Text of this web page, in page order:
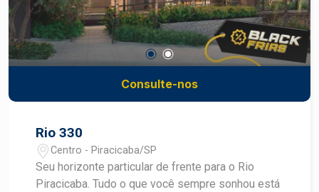
momentos da sua vida. O Maison D`or conta com
2 apartamentos por andar, unidades com 289m² e
hall privativo e 4 ou 5 vagas. Além de 2 unidades
garden com 414m². Para mais informações fale
agora com um corretor especialista da Frias
Dimas - Piracicaba
Consulte-nos
Rio 330
Centro - Piracicaba/SP
Seu horizonte particular de frente para o Rio
Piracicaba. Tudo o que você sempre sonhou está